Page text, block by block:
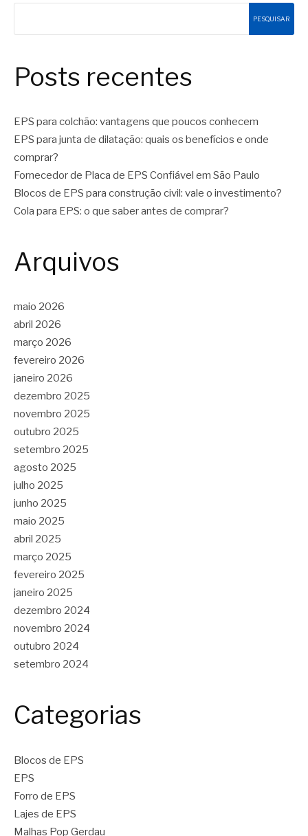
PESQUISAR
Posts recentes
EPS para colchão: vantagens que poucos conhecem
EPS para junta de dilatação: quais os benefícios e onde
comprar?
Fornecedor de Placa de EPS Confiável em São Paulo
Blocos de EPS para construção civil: vale o investimento?
Cola para EPS: o que saber antes de comprar?
Arquivos
maio 2026
abril 2026
março 2026
fevereiro 2026
janeiro 2026
dezembro 2025
novembro 2025
outubro 2025
setembro 2025
agosto 2025
julho 2025
junho 2025
maio 2025
abril 2025
março 2025
fevereiro 2025
janeiro 2025
dezembro 2024
novembro 2024
outubro 2024
setembro 2024
Categorias
Blocos de EPS
EPS
Forro de EPS
Lajes de EPS
Malhas Pop Gerdau